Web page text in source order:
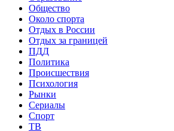
Общество
Около спорта
Отдых в России
Отдых за границей
ПДД
Политика
Происшествия
Психология
Рынки
Сериалы
Спорт
ТВ